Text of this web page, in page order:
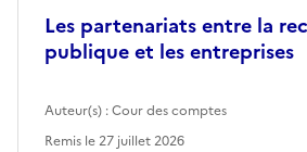
Les partenariats entre la
publique et les entreprises
Auteur(s) :Cour des comptes
Remis le27 juillet 2026